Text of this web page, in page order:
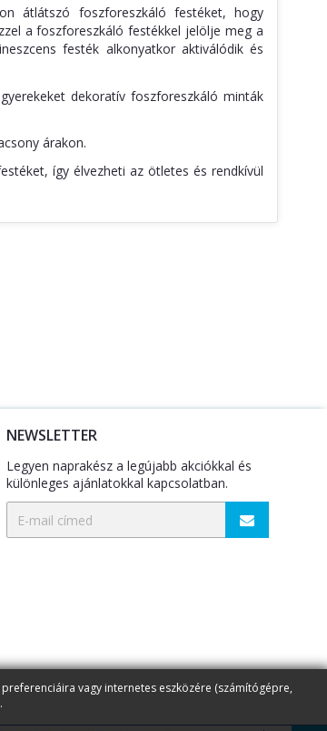
átlátszó foszforeszkáló festéket, hogy
a foszforeszkáló festékkel jelölje meg a
festék alkonyatkor aktiválódik és
dekoratív foszforeszkáló minták
árakon.
így élvezheti az ötletes és rendkívül
NEWSLETTER
Legyen naprakész a legújabb akciókkal és
különleges ajánlatokkal kapcsolatban.
vagy internetes eszközére (számítógépre,